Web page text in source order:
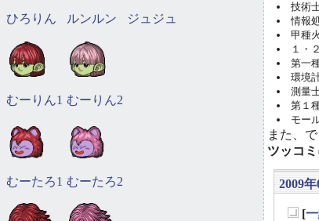
技術
情報
甲種
１・
第一
環境
測量
第１
モー
また、
ツッコ
2009
[
ひろりん ルンルン ジュジュ
むーりん1 むーりん2
むーたろ1 むーたろ2